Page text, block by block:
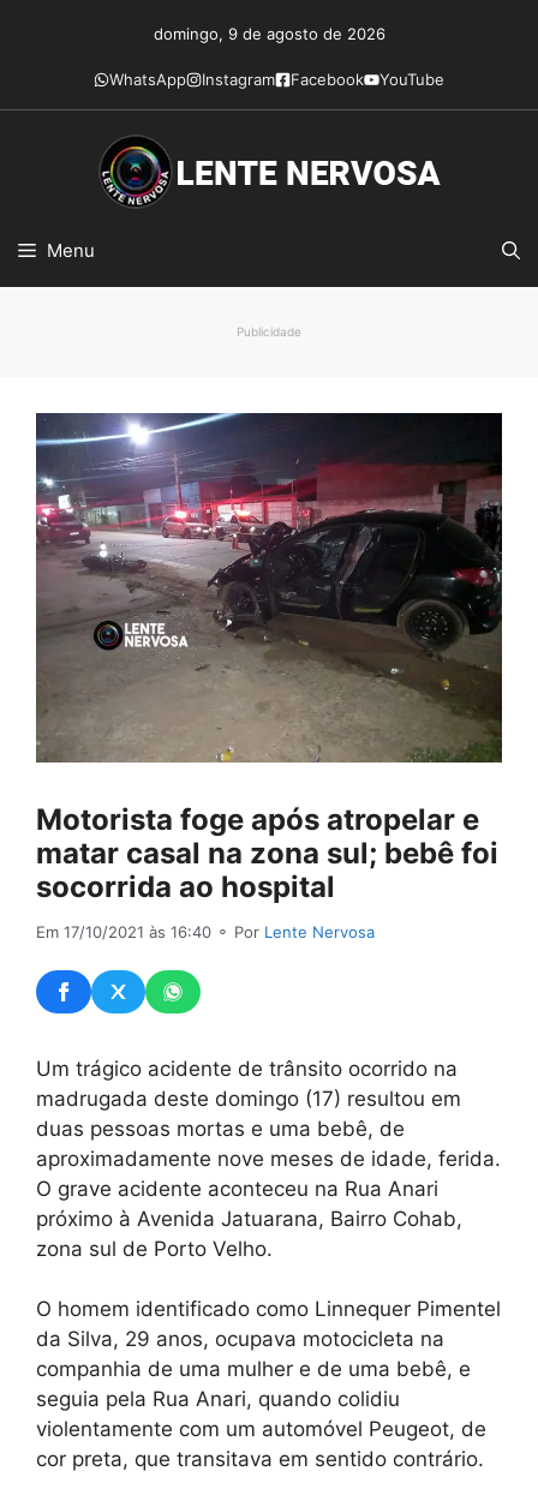
conteúdo
domingo, 9 de agosto de 2026
WhatsApp Instagram Facebook YouTube
Menu
Publicidade
Motorista foge após atropelar e
matar casal na zona sul; bebê foi
socorrida ao hospital
Em 17/10/2021 às 16:40 ⚬ Por Lente Nervosa
Um trágico acidente de trânsito ocorrido na
madrugada deste domingo (17) resultou em
duas pessoas mortas e uma bebê, de
aproximadamente nove meses de idade, ferida.
O grave acidente aconteceu na Rua Anari
próximo à Avenida Jatuarana, Bairro Cohab,
zona sul de Porto Velho.
O homem identificado como Linnequer Pimentel
da Silva, 29 anos, ocupava motocicleta na
companhia de uma mulher e de uma bebê, e
seguia pela Rua Anari, quando colidiu
violentamente com um automóvel Peugeot, de
cor preta, que transitava em sentido contrário.